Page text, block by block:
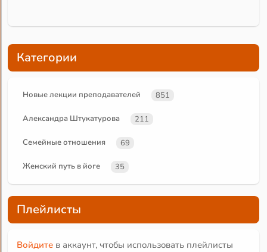
Категории
Новые лекции преподавателей 851
Александра Штукатурова 211
Семейные отношения 69
Женский путь в йоге 35
Плейлисты
Войдите в аккаунт, чтобы использовать плейлисты